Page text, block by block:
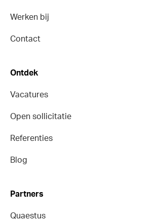
Werken bij
Contact
Ontdek
Vacatures
Open sollicitatie
Referenties
Blog
Partners
Quaestus